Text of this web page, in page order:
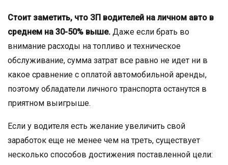
Стоит заметить, что ЗП водителей на личном авто в
среднем на 30-50% выше. Даже если брать во
внимание расходы на топливо и техническое
обслуживание, сумма затрат все равно не идет ни в
какое сравнение с оплатой автомобильной аренды,
поэтому обладатели личного транспорта останутся в
приятном выигрыше.
Если у водителя есть желание увеличить свой
заработок еще не менее чем на треть, существует
несколько способов достижения поставленной цели: